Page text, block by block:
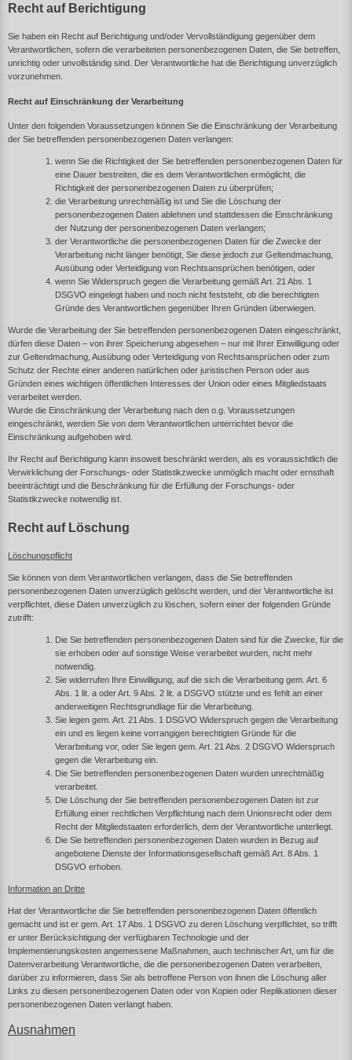
Recht auf Berichtigung
Sie haben ein Recht auf Berichtigung und/oder Vervollständigung gegenüber dem
Verantwortlichen, sofern die verarbeiteten personenbezogenen Daten, die Sie betreffen,
unrichtig oder unvollständig sind. Der Verantwortliche hat die Berichtigung unverzüglich
vorzunehmen.
Recht auf Einschränkung der Verarbeitung
Unter den folgenden Voraussetzungen können Sie die Einschränkung der Verarbeitung
der Sie betreffenden personenbezogenen Daten verlangen:
wenn Sie die Richtigkeit der Sie betreffenden personenbezogenen Daten für
eine Dauer bestreiten, die es dem Verantwortlichen ermöglicht, die
Richtigkeit der personenbezogenen Daten zu überprüfen;
die Verarbeitung unrechtmäßig ist und Sie die Löschung der
personenbezogenen Daten ablehnen und stattdessen die Einschränkung
der Nutzung der personenbezogenen Daten verlangen;
der Verantwortliche die personenbezogenen Daten für die Zwecke der
Verarbeitung nicht länger benötigt, Sie diese jedoch zur Geltendmachung,
Ausübung oder Verteidigung von Rechtsansprüchen benötigen, oder
wenn Sie Widerspruch gegen die Verarbeitung gemäß Art. 21 Abs. 1
DSGVO eingelegt haben und noch nicht feststeht, ob die berechtigten
Gründe des Verantwortlichen gegenüber Ihren Gründen überwiegen.
Wurde die Verarbeitung der Sie betreffenden personenbezogenen Daten eingeschränkt,
dürfen diese Daten – von ihrer Speicherung abgesehen – nur mit Ihrer Einwilligung oder
zur Geltendmachung, Ausübung oder Verteidigung von Rechtsansprüchen oder zum
Schutz der Rechte einer anderen natürlichen oder juristischen Person oder aus
Gründen eines wichtigen öffentlichen Interesses der Union oder eines Mitgliedstaats
verarbeitet werden.
Wurde die Einschränkung der Verarbeitung nach den o.g. Voraussetzungen
eingeschränkt, werden Sie von dem Verantwortlichen unterrichtet bevor die
Einschränkung aufgehoben wird.
Ihr Recht auf Berichtigung kann insoweit beschränkt werden, als es voraussichtlich die
Verwirklichung der Forschungs- oder Statistikzwecke unmöglich macht oder ernsthaft
beeinträchtigt und die Beschränkung für die Erfüllung der Forschungs- oder
Statistikzwecke notwendig ist.
Recht auf Löschung
Löschungspflicht
Sie können von dem Verantwortlichen verlangen, dass die Sie betreffenden
personenbezogenen Daten unverzüglich gelöscht werden, und der Verantwortliche ist
verpflichtet, diese Daten unverzüglich zu löschen, sofern einer der folgenden Gründe
zutrifft:
Die Sie betreffenden personenbezogenen Daten sind für die Zwecke, für die
sie erhoben oder auf sonstige Weise verarbeitet wurden, nicht mehr
notwendig.
Sie widerrufen Ihre Einwilligung, auf die sich die Verarbeitung gem. Art. 6
Abs. 1 lit. a oder Art. 9 Abs. 2 lit. a DSGVO stützte und es fehlt an einer
anderweitigen Rechtsgrundlage für die Verarbeitung.
Sie legen gem. Art. 21 Abs. 1 DSGVO Widerspruch gegen die Verarbeitung
ein und es liegen keine vorrangigen berechtigten Gründe für die
Verarbeitung vor, oder Sie legen gem. Art. 21 Abs. 2 DSGVO Widerspruch
gegen die Verarbeitung ein.
Die Sie betreffenden personenbezogenen Daten wurden unrechtmäßig
verarbeitet.
Die Löschung der Sie betreffenden personenbezogenen Daten ist zur
Erfüllung einer rechtlichen Verpflichtung nach dem Unionsrecht oder dem
Recht der Mitgliedstaaten erforderlich, dem der Verantwortliche unterliegt.
Die Sie betreffenden personenbezogenen Daten wurden in Bezug auf
angebotene Dienste der Informationsgesellschaft gemäß Art. 8 Abs. 1
DSGVO erhoben.
Information an Dritte
Hat der Verantwortliche die Sie betreffenden personenbezogenen Daten öffentlich
gemacht und ist er gem. Art. 17 Abs. 1 DSGVO zu deren Löschung verpflichtet, so trifft
er unter Berücksichtigung der verfügbaren Technologie und der
Implementierungskosten angemessene Maßnahmen, auch technischer Art, um für die
Datenverarbeitung Verantwortliche, die die personenbezogenen Daten verarbeiten,
darüber zu informieren, dass Sie als betroffene Person von ihnen die Löschung aller
Links zu diesen personenbezogenen Daten oder von Kopien oder Replikationen dieser
personenbezogenen Daten verlangt haben.
Ausnahmen